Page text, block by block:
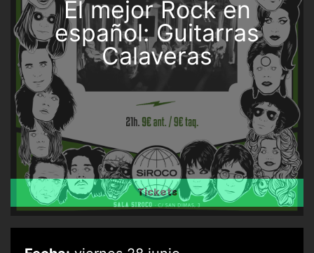
El mejor Rock en
español: Guitarras
Calaveras
Tickets